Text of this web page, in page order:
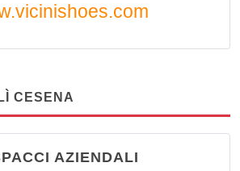
CESENA
AZIENDALI